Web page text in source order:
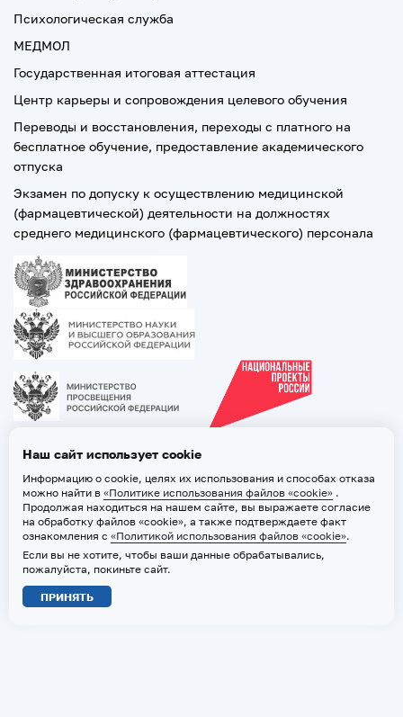
Психологическая служба
МЕДМОЛ
Государственная итоговая аттестация
Центр карьеры и сопровождения целевого обучения
Переводы и восстановления, переходы с платного на
бесплатное обучение, предоставление академического
отпуска
Экзамен по допуску к осуществлению медицинской
(фармацевтической) деятельности на должностях
среднего медицинского (фармацевтического) персонала
2026 © ТВГМУ. Все права защищены
Политика обработки персональных данных
Политика использования файлов «cookie»
Наш сайт использует cookie
Информацию о cookie, целях их использования и способах отказа
можно найти в «Политике использования файлов «cookie» .
Продолжая находиться на нашем сайте, вы выражаете согласие
на обработку файлов «cookie», а также подтверждаете факт
ознакомления с «Политикой использования файлов «cookie».
Если вы не хотите, чтобы ваши данные обрабатывались,
пожалуйста, покиньте сайт.
ПРИНЯТЬ